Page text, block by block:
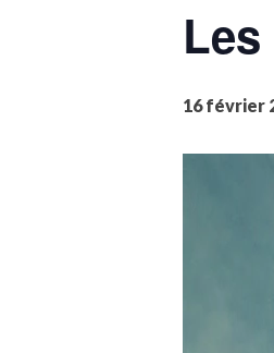
16 février